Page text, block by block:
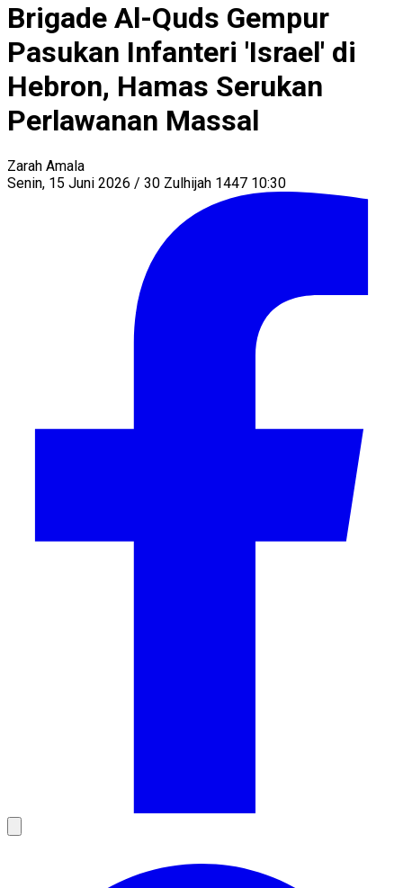
Brigade Al-Quds Gempur
Pasukan Infanteri 'Israel' di
Hebron, Hamas Serukan
Perlawanan Massal
Zarah Amala
Senin, 15 Juni 2026 / 30 Zulhijah 1447 10:30